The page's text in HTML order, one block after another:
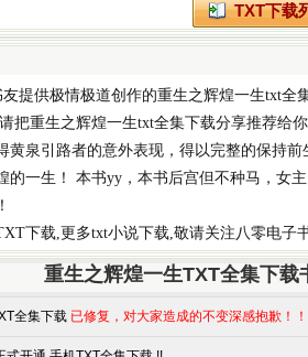
TXT下载
提供极情极道创作的重生之辉煌一生txt全
把重生之辉煌一生txt全集下载分享推荐给你
黄泉引路者的意外表现，得以完整的保持
的一生！ 本书yy，本书后宫但不种马，女
下载,更多txt小说下载,敬请关注八零电子书
重生之辉煌一生TXT全集下载
全集下载 已修复，对大家造成的不变深感抱歉！！